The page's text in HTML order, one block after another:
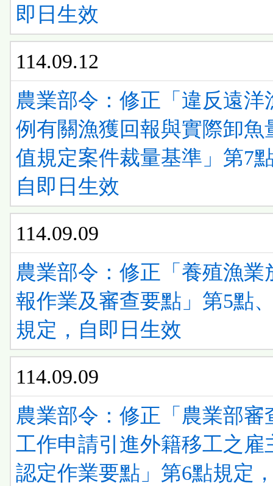
即日生效
114.09.12
農業部令：修正「違反遠洋
例有關漁獲回報與實際卸魚
值規定案件裁量基準」第7
自即日生效
114.09.09
農業部令：修正「養殖漁業
報作業及審查要點」第5點
規定，自即日生效
114.09.09
農業部令：修正「農業部審
工作申請引進外籍移工之雇
認定作業要點」第6點規定